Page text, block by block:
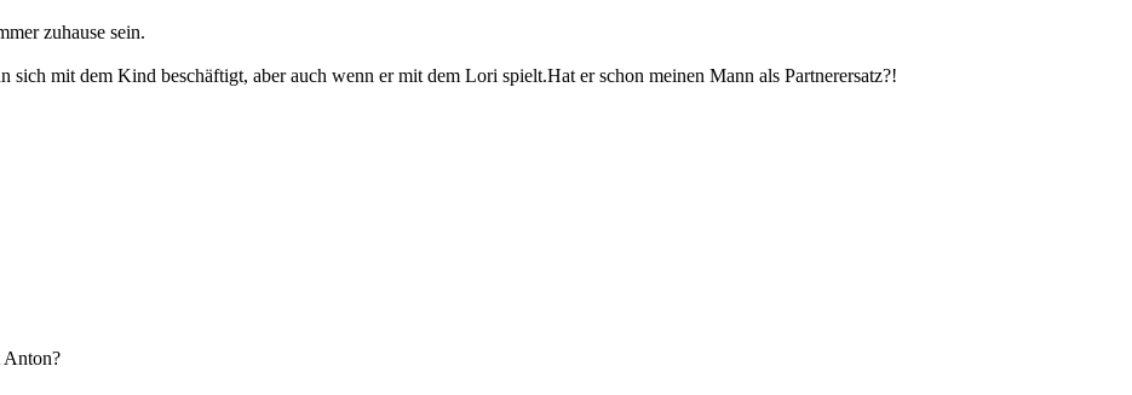
zuhause sein.
mit dem Kind beschäftigt, aber auch wenn er mit dem Lori spielt.Hat er schon meinen Mann als Partnerersatz?!
Anton?